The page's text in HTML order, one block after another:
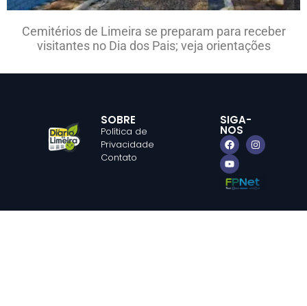
Cemitérios de Limeira se preparam para receber
visitantes no Dia dos Pais; veja orientações
SOBRE
Política de
Privacidade
Contato
SIGA-
NOS